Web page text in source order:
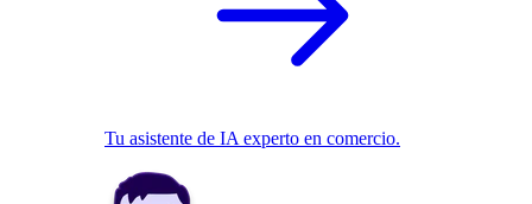
Tu asistente de IA experto en comercio.